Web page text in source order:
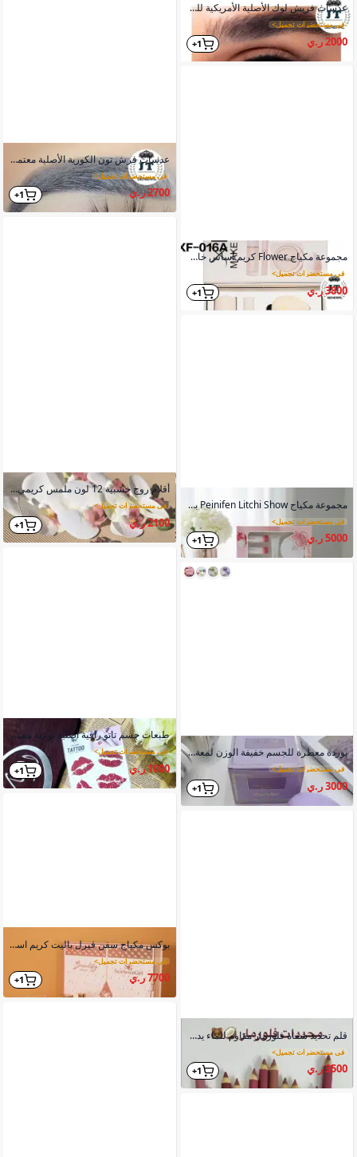
عدسات فريش لوك الأصلية الأمريكية للعيون تجميلية خفيفة تسمح بمرور الأكسجين
في مستحضرات تجميل>
2000 ر.ي 1+
مجموعة مكياج Flower كريم أساس خافي عيوب بودرة وجه إسفنجة تطبيق
في مستحضرات تجميل>
3800 ر.ي 1+
مجموعة مكياج Peinifen Litchi Show بودرة إضاءة كريم أساس خافي عيوب برايمر ملمع شفاه
في مستحضرات تجميل>
5000 ر.ي 1+
بوردة معطرة للجسم خفيفة الوزن لمعة فائقة طبيعية
في مستحضرات تجميل>
3000 ر.ي 1+
قلم تحديد شفاه فلورمار مقاوم للماء يدوم 24 ساعة
في مستحضرات تجميل>
3500 ر.ي 1+
عدسات فرش تون الكورية الأصلية معتمدة من FDA و ISO و CE
في مستحضرات تجميل>
2700 ر.ي 1+
أقلام روج خشبية 12 لون ملمس كريمي ثبات طويل اليوم
في مستحضرات تجميل>
2100 ر.ي 1+
طبعات جسم تاتو راقية أصلية نوعية ممتازة شكل جذاب
في مستحضرات تجميل>
1000 ر.ي 1+
بوكس مكياج سفن قيرل باليت كريم اساس بودرة مسكرة آيلاينر أرواج إسفنجة
في مستحضرات تجميل>
7700 ر.ي 1+